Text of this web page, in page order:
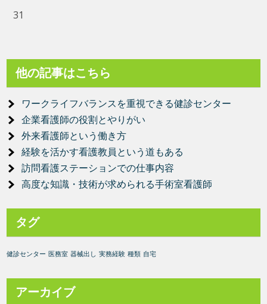
31
他の記事はこちら
ワークライフバランスを重視できる健診センター
企業看護師の役割とやりがい
外来看護師という働き方
経験を活かす看護教員という道もある
訪問看護ステーションでの仕事内容
高度な知識・技術が求められる手術室看護師
タグ
健診センター 医務室 器械出し 実務経験 種類 自宅
アーカイブ